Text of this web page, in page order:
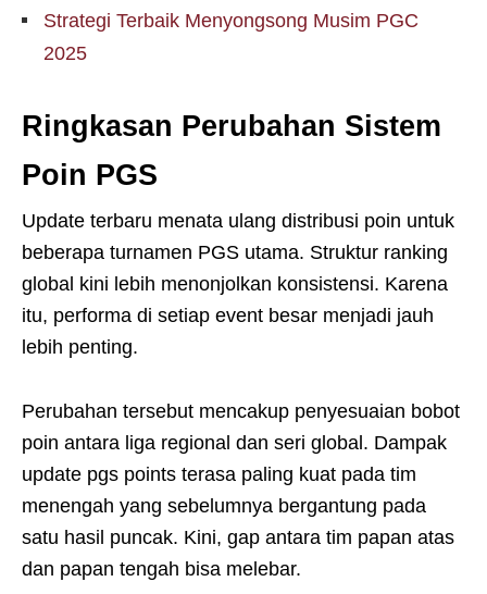
Strategi Terbaik Menyongsong Musim PGC
2025
Ringkasan Perubahan Sistem
Poin PGS
Update terbaru menata ulang distribusi poin untuk
beberapa turnamen PGS utama. Struktur ranking
global kini lebih menonjolkan konsistensi. Karena
itu, performa di setiap event besar menjadi jauh
lebih penting.
Perubahan tersebut mencakup penyesuaian bobot
poin antara liga regional dan seri global. Dampak
update pgs points terasa paling kuat pada tim
menengah yang sebelumnya bergantung pada
satu hasil puncak. Kini, gap antara tim papan atas
dan papan tengah bisa melebar.